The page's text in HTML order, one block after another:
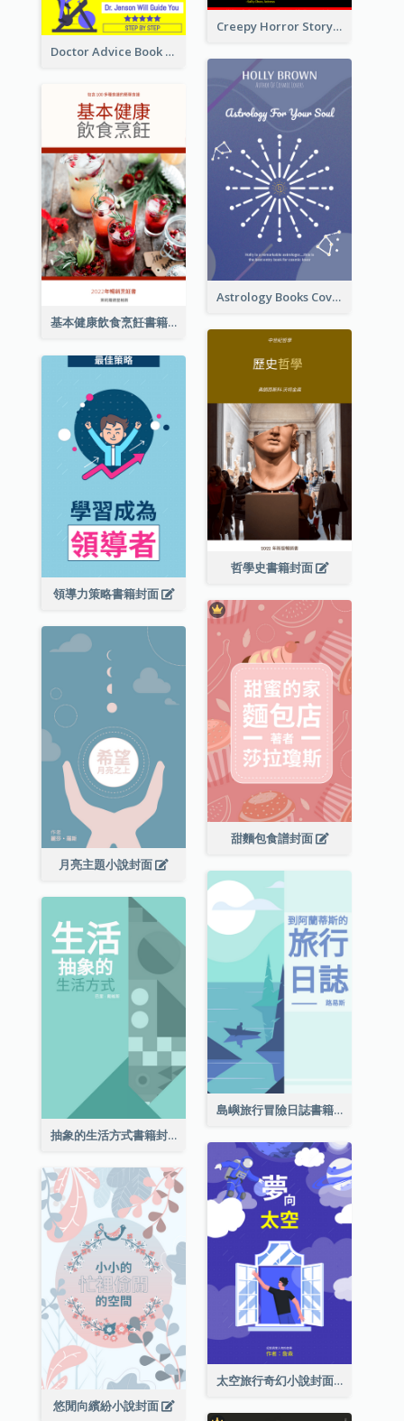
Creepy Horror Story Book Cover Design
Doctor Advice Book Cover Design
Astrology Books Cover Design
基本健康飲食烹飪書籍封面
哲學史書籍封面
領導力策略書籍封面
甜麵包食譜封面
月亮主題小說封面
島嶼旅行冒險日誌書籍封面
抽象的生活方式書籍封面
太空旅行奇幻小說封面
悠閒向繽紛小說封面